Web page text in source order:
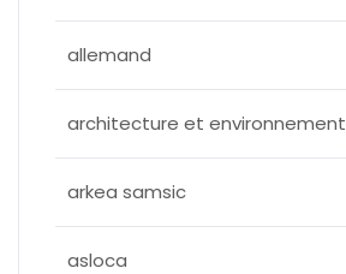
allemand
architecture et environnement
arkea samsic
asloca